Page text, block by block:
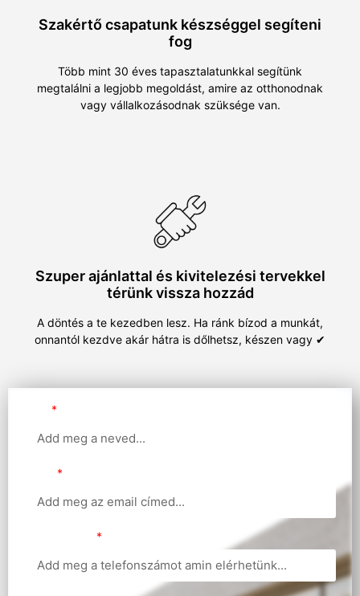
Szakértő csapatunk készséggel segíteni
fog
Több mint 30 éves tapasztalatunkkal segítünk
megtalálni a legjobb megoldást, amire az otthonodnak
vagy vállalkozásodnak szüksége van.
Szuper ajánlattal és kivitelezési tervekkel
térünk vissza hozzád
A döntés a te kezedben lesz. Ha ránk bízod a munkát,
onnantól kezdve akár hátra is dőlhetsz, készen vagy ✔